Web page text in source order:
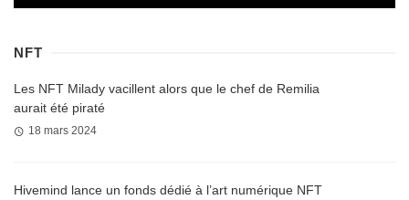
NFT
Les NFT Milady vacillent alors que le chef de Remilia
aurait été piraté
18 mars 2024
Hivemind lance un fonds dédié à l’art numérique NFT